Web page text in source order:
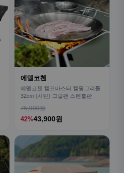
에델코첸
에델코첸 캠프마스터 캠핑그리들
32cm (사틴) 그릴팬 스텐불판
75,900원
42%43,900원